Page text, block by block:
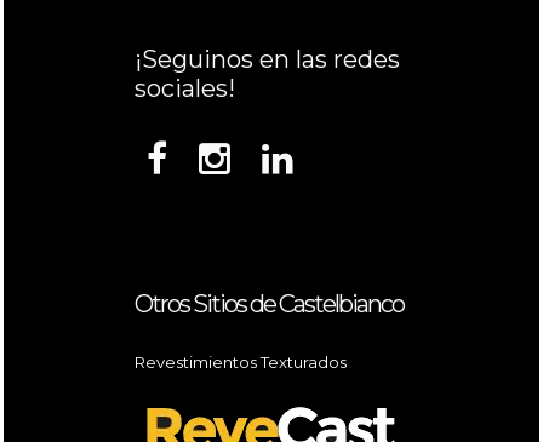
¡Seguinos en las redes
sociales!
Otros Sitios de Castelbianco
Revestimientos Texturados